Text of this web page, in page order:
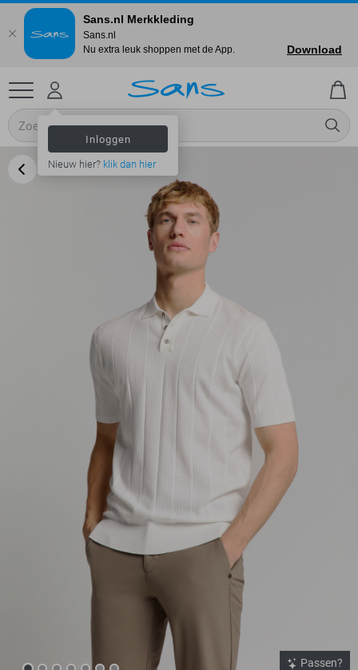
Inloggen
Nieuw hier? klik dan hier
Passen?
Sans.nl Merkkleding
Sans.nl
Nu extra leuk shoppen met de App.
Download